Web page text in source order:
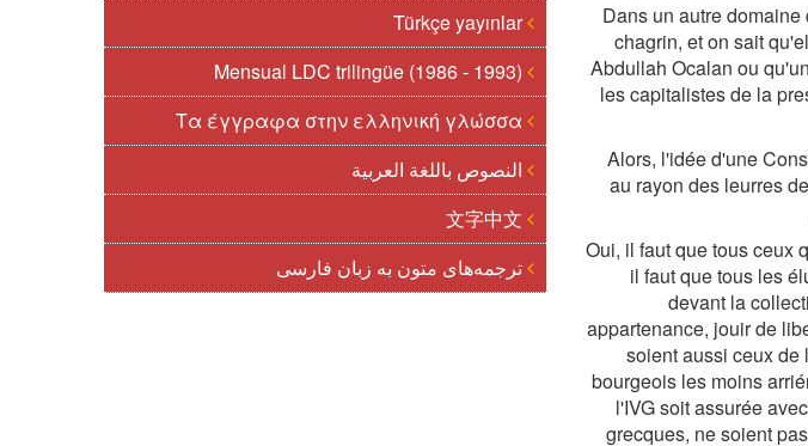
Türkçe yayınlar
النصوص باللغة العربية
ترجمه‌های متون به زبان فارسی
Dans un autre
chagrin, et on sait
Abdullah Ocalan ou
les capitalistes de la
Alors, l'idée d'une
au rayon des leurres
Oui, il faut que tous ceux
il faut que tous les
devant la
appartenance, jouir de
soient aussi ceux de
bourgeois les moins
l'IVG soit assurée
grecques, ne soient